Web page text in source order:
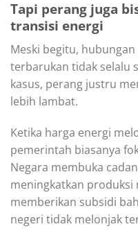
Tapi perang juga
transisi energi
Meski begitu,
terbarukan tidak selalu
kasus, perang justru
lebih lambat.
Ketika harga energi
pemerintah biasanya
Negara membuka
meningkatkan produksi
memberikan subsidi
negeri tidak melonjak